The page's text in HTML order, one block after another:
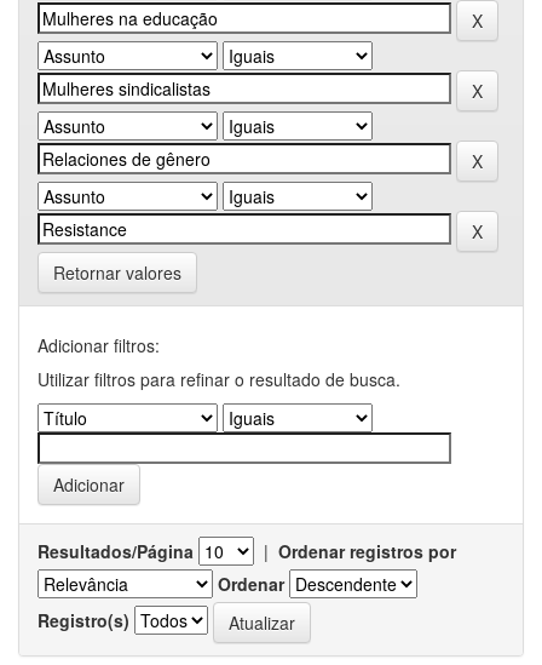
Retornar valores
Adicionar filtros:
Utilizar filtros para refinar o resultado de busca.
Resultados/Página | Ordenar registros por
Ordenar
Registro(s)